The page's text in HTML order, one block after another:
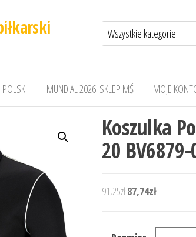
POLSKI MUNDIAL 2026: SKLEP MŚ MOJE
Koszulka
20
91,25złPierwotna cena
87,74złAktualna